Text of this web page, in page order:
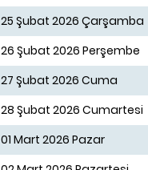
25 Şubat 2026 Çarşamba
26 Şubat 2026 Perşembe
27 Şubat 2026 Cuma
28 Şubat 2026 Cumartesi
01 Mart 2026 Pazar